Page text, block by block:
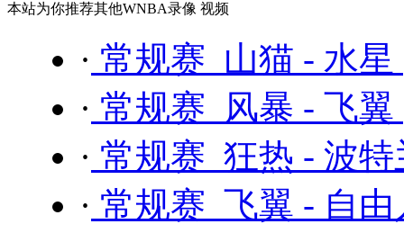
本站为你推荐其他WNBA录像 视频
· 常规赛 山猫 - 水星
· 常规赛 风暴 - 飞翼
· 常规赛 狂热 - 波
· 常规赛 飞翼 - 自